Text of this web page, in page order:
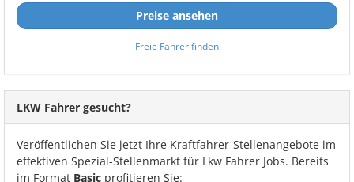
Preise ansehen
Freie Fahrer finden
LKW Fahrer gesucht?
Veröffentlichen Sie jetzt Ihre Kraftfahrer-Stellenangebote im
effektiven Spezial-Stellenmarkt für Lkw Fahrer Jobs. Bereits
im Format Basic profitieren Sie: